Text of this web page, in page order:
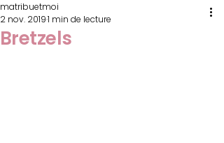
Bretzels
matribuetmoi
2 nov. 20191 min de lecture